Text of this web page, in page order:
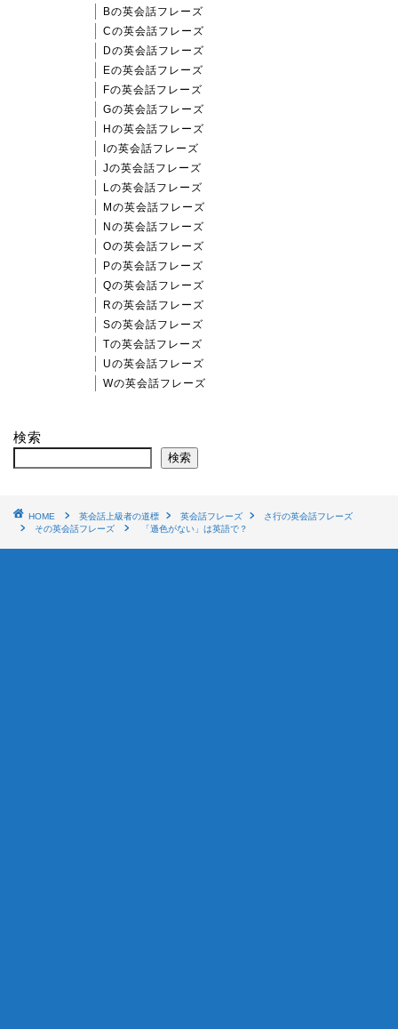
Bの英会話フレーズ
Cの英会話フレーズ
Dの英会話フレーズ
Eの英会話フレーズ
Fの英会話フレーズ
Gの英会話フレーズ
Hの英会話フレーズ
Iの英会話フレーズ
Jの英会話フレーズ
Lの英会話フレーズ
Mの英会話フレーズ
Nの英会話フレーズ
Oの英会話フレーズ
Pの英会話フレーズ
Qの英会話フレーズ
Rの英会話フレーズ
Sの英会話フレーズ
Tの英会話フレーズ
Uの英会話フレーズ
Wの英会話フレーズ
検索
検索
HOME 英会話上級者の道標 英会話フレーズ
さ行の英会話フレーズ
その英会話フレーズ
「遜色がない」は英語で？